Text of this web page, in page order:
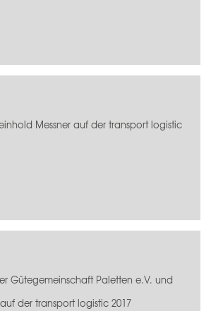
Messner auf der transport logistic
der Gütegemeinschaft Paletten e.V. und
der transport logistic 2017